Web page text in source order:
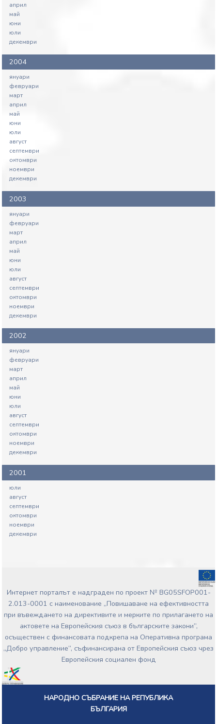
април
май
юни
юли
декември
2004
януари
февруари
март
април
май
юни
юли
август
септември
октомври
ноември
декември
2003
януари
февруари
март
април
май
юни
юли
август
септември
октомври
ноември
декември
2002
януари
февруари
март
април
май
юни
юли
август
септември
октомври
ноември
декември
2001
юли
август
септември
октомври
ноември
декември
Интернет порталът е надграден по проект № BG05SFOP001-
2.013-0001 с наименование „Повишаване на ефективността
при въвеждането на директивите и мерките по прилагането на
актовете на Европейския съюз в българските закони”,
осъществен с финансовата подкрепа на Оперативна програма
„Добро управление“, съфинансирана от Европейския съюз чрез
Европейския социален фонд
НАРОДНО СЪБРАНИЕ НА РЕПУБЛИКА
БЪЛГАРИЯ